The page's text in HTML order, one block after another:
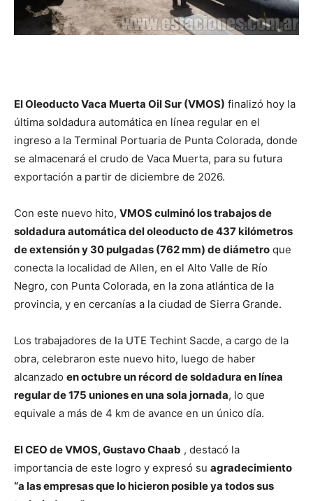
El Oleoducto Vaca Muerta Oil Sur (VMOS) finalizó hoy la
última soldadura automática en línea regular en el
ingreso a la Terminal Portuaria de Punta Colorada, donde
se almacenará el crudo de Vaca Muerta, para su futura
exportación a partir de diciembre de 2026.
Con este nuevo hito, VMOS culminó los trabajos de
soldadura automática del oleoducto de 437 kilómetros
de extensión y 30 pulgadas (762 mm) de diámetro que
conecta la localidad de Allen, en el Alto Valle de Río
Negro, con Punta Colorada, en la zona atlántica de la
provincia, y en cercanías a la ciudad de Sierra Grande.
Los trabajadores de la UTE Techint Sacde, a cargo de la
obra, celebraron este nuevo hito, luego de haber
alcanzado en octubre un récord de soldadura en línea
regular de 175 uniones en una sola jornada, lo que
equivale a más de 4 km de avance en un único día.
El CEO de VMOS, Gustavo Chaab , destacó la
importancia de este logro y expresó su agradecimiento
“a las empresas que lo hicieron posible ya todos sus